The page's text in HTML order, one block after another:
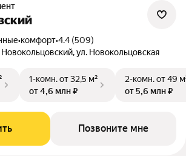
•комфорт•4.4 (509)
ул. Новокольцовская
1-комн.от 32,5 м²
от 4,6 млн ₽
2-комн.от 49
от 5,6 млн ₽
Позвоните мне